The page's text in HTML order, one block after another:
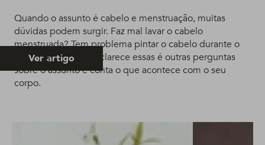
Quando o assunto é cabelo e menstruação, muitas
dúvidas podem surgir. Faz mal lavar o cabelo
menstruada? Tem problema pintar o cabelo durante o
período? A gente esclarece essas é outras perguntas
sobre o assunto e conta o que acontece com o seu
corpo.
Ver artigo